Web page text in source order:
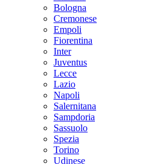
Bologna
Cremonese
Empoli
Fiorentina
Inter
Juventus
Lecce
Lazio
Napoli
Salernitana
Sampdoria
Sassuolo
Spezia
Torino
Udinese